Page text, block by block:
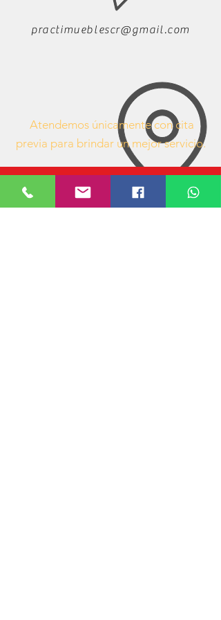
practimueblescr@gmail.com
Atendemos únicamente con cita
previa para brindar un mejor servicio.